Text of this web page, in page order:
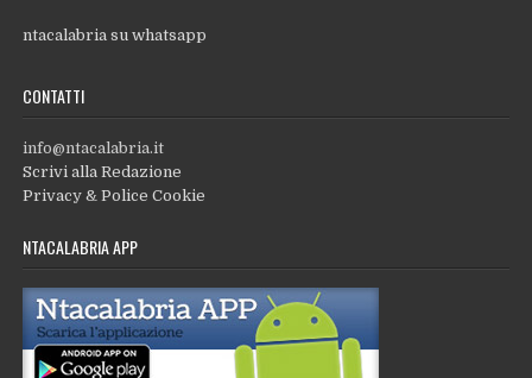
ntacalabria su whatsapp
CONTATTI
info@ntacalabria.it
Scrivi alla Redazione
Privacy & Police Cookie
NTACALABRIA APP